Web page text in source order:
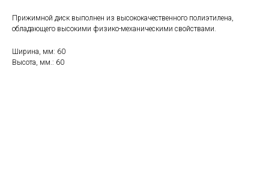
Прижимной диск выполнен из высококачественного полиэтилена,
обладающего высокими физико-механическими свойствами.
Ширина, мм: 60
Высота, мм.: 60